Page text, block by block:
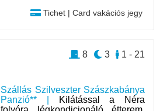
Tichet | Card vakációs jegy
Szállás Szilveszter Szászkabánya
Panzió** |
Kilátással a Néra
1 - 21
3
8